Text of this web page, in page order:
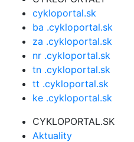
cykloportal.sk
ba .cykloportal.sk
za .cykloportal.sk
nr .cykloportal.sk
tn .cykloportal.sk
tt .cykloportal.sk
ke .cykloportal.sk
CYKLOPORTAL.SK
Aktuality